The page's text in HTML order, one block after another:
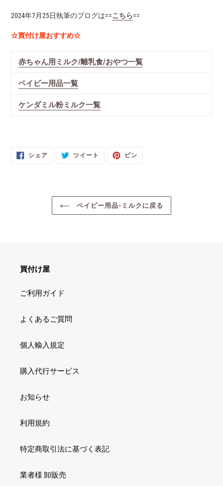
2024年7月25日執筆のブログは==こちら==
☆買付け屋おすすめ☆
赤ちゃん用ミルク/離乳食/おやつ一覧
ベイビー用品一覧
ケンダミル粉ミルク一覧
シェアFACEBOOKツイート
TWITTERピンPINTEREST
ベイビー用品-ミルクに戻る
買付け屋
ご利用ガイド
よくあるご質問
個人輸入規定
購入代行サービス
お知らせ
利用規約
特定商取引法に基づく表記
業者様 卸販売